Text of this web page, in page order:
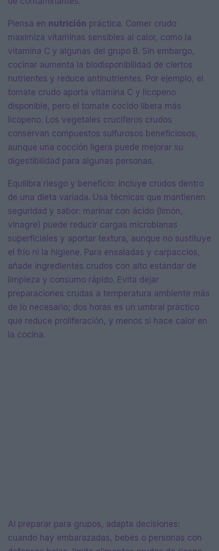
Piensa en nutrición práctica. Comer crudo
maximiza vitaminas sensibles al calor, como la
vitamina C y algunas del grupo B. Sin embargo,
cocinar aumenta la biodisponibilidad de ciertos
nutrientes y reduce antinutrientes. Por ejemplo, el
tomate crudo aporta vitamina C y licopeno
disponible, pero el tomate cocido libera más
licopeno. Los vegetales crucíferos crudos
conservan compuestos sulfurosos beneficiosos,
aunque una cocción ligera puede mejorar su
digestibilidad para algunas personas.
Equilibra riesgo y beneficio: incluye crudos dentro
de una dieta variada. Usa técnicas que mantienen
seguridad y sabor: marinar con ácido (limón,
vinagre) puede reducir cargas microbianas
superficiales y aportar textura, aunque no sustituye
el frío ni la higiene. Para ensaladas y carpaccios,
añade ingredientes crudos con alto estándar de
limpieza y consumo rápido. Evita dejar
preparaciones crudas a temperatura ambiente más
de lo necesario; dos horas es un umbral práctico
que reduce proliferación, y menos si hace calor en
la cocina.
Al preparar para grupos, adapta decisiones:
cuando hay embarazadas, bebés o personas con